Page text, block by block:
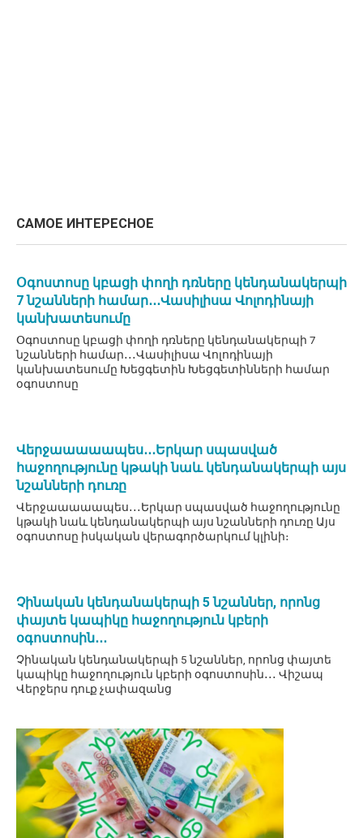
САМОЕ ИНТЕРЕСНОЕ
Օգոստոսը կբացի փողի դռները կենդանակերպի
7 նշանների համար․․․Վասիլիսա Վոլոդինայի
կանխատեսումը
Օգոստոսը կբացի փողի դռները կենդանակերպի 7
նշանների համար․․․Վասիլիսա Վոլոդինայի
կանխատեսումը Խեցգետին Խեցգետինների համար
օգոստոսը
Վերջաաաաապես․․․Երկար սպասված
հաջողությունը կթակի նաև կենդանակերպի այս
նշանների դուռը
Վերջաաաաապես․․․Երկար սպասված հաջողությունը
կթակի նաև կենդանակերպի այս նշանների դուռը Այս
օգոստոսը իսկական վերագործարկում կլինի։
Չինական կենդանակերպի 5 նշաններ, որոնց
փայտե կապիկը հաջողություն կբերի
օգոստոսին․․․
Չինական կենդանակերպի 5 նշաններ, որոնց փայտե
կապիկը հաջողություն կբերի օգոստոսին․․․ Վիշապ
Վերջերս դուք չափազանց